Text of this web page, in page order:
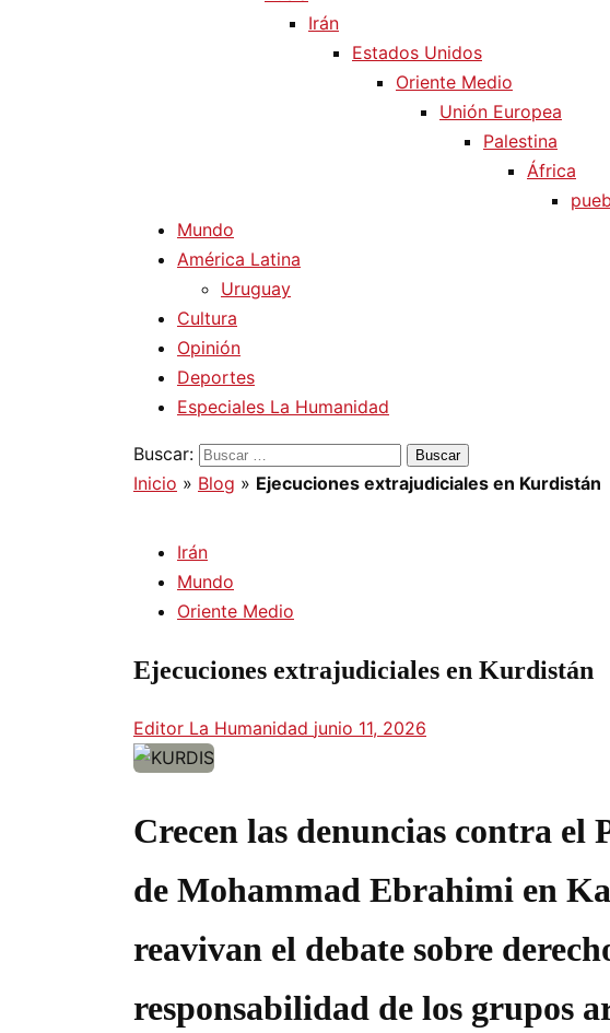
Irán
Estados Unidos
Oriente Medio
Unión Europea
Palestina
África
Mundo
América Latina
Uruguay
Cultura
Opinión
Deportes
Especiales La Humanidad
Buscar:
Inicio » Blog » Ejecuciones extrajudiciales en Kurdistán
Irán
Mundo
Oriente Medio
Ejecuciones extrajudiciales en Kurdistán
Editor La Humanidad junio 11, 2026
Crecen las denuncias contra el
de Mohammad Ebrahimi en
reavivan el debate sobre
responsabilidad de los grupos